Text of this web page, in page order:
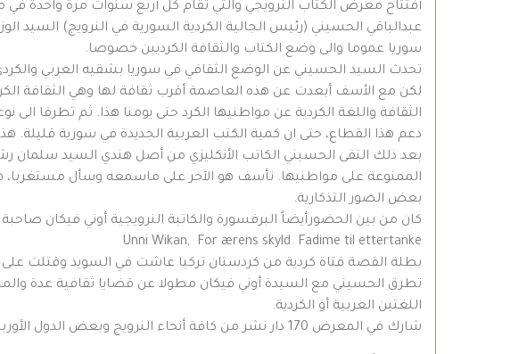
عبدالباقي الحسيني (رئيس الجالية الكردية السورية في النرويج) السيد
سوريا عموما والى وضع الكتاب والثقافة الكرديين خصوصا.
تحدث السيد الحسيني عن الوضع الثقافي في سوريا بشقيه العربي
الثقافة واللغة الكردية عن مواطنيها الكرد حتى يومنا هذا. ثم تطرقا
دعم هذا القطاع، حتى ان كمية الكتب العربية الجديدة في سورية
بعد ذلك التقى الحسيني الكاتب الأنكليزي من أصل هندي السيد سلمان
الممنوعة على مواطنيها. تأسف هو الآخر على ماسمعه وسأل مستغربا، هل
بعض الصور التذكارية.
كان من بين الحضورأيضاً البرفسورة والكاتبة النرويجية أوني فيكان
Unni Wikan, For ærens skyld. Fadime til ettertanke
بطلة القصة فتاة كردية من كردستان تركيا عاشت في السويد وقتلت على
تطرق الحسيني مع السيدة أوني فيكان مطولا عن قضايا ثقافية عدة
اللغتين العربية أو الكردية.
شارك في المعرض 170 دار نشر من كافة أنحاء النرويج وبعض الدول الأوربية. كما كان من بين الحضور الكثير من كتاب النرويجيين والأوربيين.